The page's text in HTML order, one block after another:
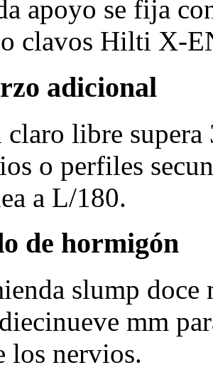
apoyo se fija
clavos Hilti
adicional
claro libre supera
o perfiles
a L/180.
de hormigón
slump
mm
los nervios.